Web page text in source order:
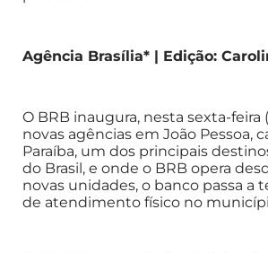
Agência Brasília* | Edição:
O BRB inaugura, nesta sexta-feira
novas agências em João Pessoa,
Paraíba, um dos principais
do Brasil, e onde o BRB opera
novas unidades, o banco passa a
de atendimento físico no